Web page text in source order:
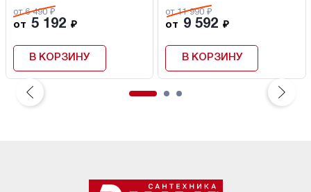
от 6 490 ₽
от 5 192 ₽
В КОРЗИНУ
от 11 990 ₽
от 9 592 ₽
В КОРЗИНУ